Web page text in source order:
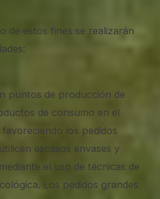
de estos fines se realizarán
puntos de producción de
de consumo en el
favoreciendo los pedidos
escasos envases y
el uso de técnicas de
Los pedidos grandes